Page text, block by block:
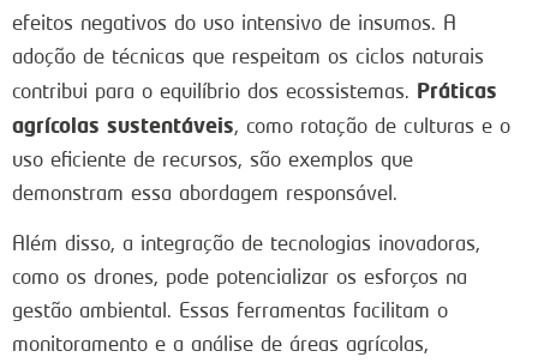
efeitos negativos do uso intensivo de insumos. A
adoção de técnicas que respeitam os ciclos naturais
contribui para o equilíbrio dos ecossistemas. Práticas
agrícolas sustentáveis, como rotação de culturas e o
uso eficiente de recursos, são exemplos que
demonstram essa abordagem responsável.
Além disso, a integração de tecnologias inovadoras,
como os drones, pode potencializar os esforços na
gestão ambiental. Essas ferramentas facilitam o
monitoramento e a análise de áreas agrícolas,